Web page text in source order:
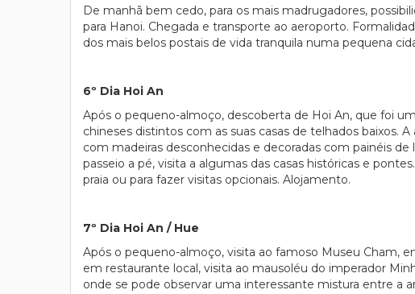
De manhã bem cedo, para os mais madrugadores,
para Hanoi. Chegada e transporte ao aeroporto.
dos mais belos postais de vida tranquila numa pequena
6º Dia Hoi An
Após o pequeno-almoço, descoberta de Hoi An, que foi
chineses distintos com as suas casas de telhados baixos.
com madeiras desconhecidas e decoradas com painéis
passeio a pé, visita a algumas das casas históricas e
praia ou para fazer visitas opcionais. Alojamento.
7º Dia Hoi An / Hue
Após o pequeno-almoço, visita ao famoso Museu Cham,
em restaurante local, visita ao mausoléu do imperador
onde se pode observar uma interessante mistura entre a